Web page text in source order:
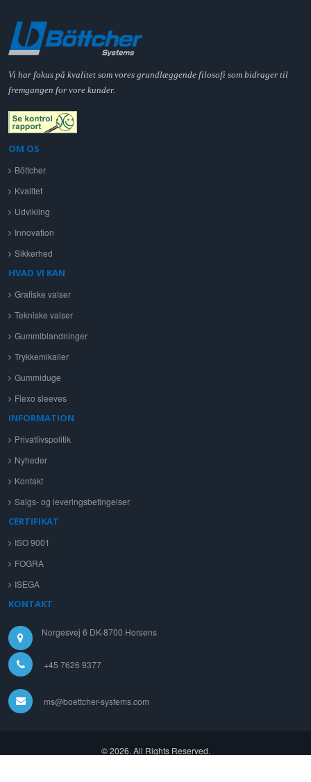
Vi har fokus på kvalitet som vores grundlæggende filosofi som bidrager til
fremgangen for vore kunder.
OM OS
Böttcher
Kvalitet
Udvikling
Innovation
Sikkerhed
HVAD VI KAN
Grafiske valser
Tekniske valser
Gummiblandninger
Trykkemikalier
Gummiduge
Flexo sleeves
INFORMATION
Privatlivspolitik
Nyheder
Kontakt
Salgs- og leveringsbetingelser
CERTIFIKAT
ISO 9001
FOGRA
ISEGA
KONTAKT
Norgesvej 6 DK-8700 Horsens
+45 7626 9377
ms@boettcher-systems.com
© 2026. All Rights Reserved.